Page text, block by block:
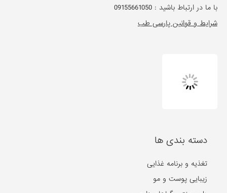
امراض رایج با استفاده از مشاوره پزشکی مکمل، گیاهان دارویی، درمان با
طب سنتی و جایگزین فعالیت داشته و همچنین مرجع قابل اعتماد اخبار
دسته بندی ها